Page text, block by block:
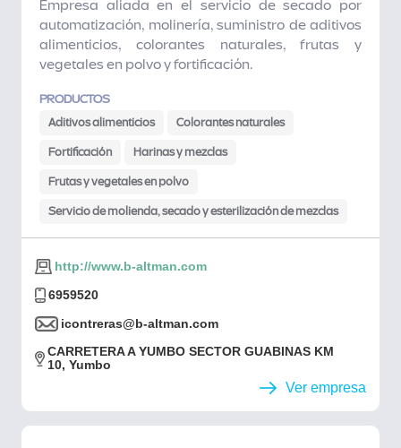
Empresa aliada en el servicio de secado por
automatización, molinería, suministro de aditivos
alimenticios, colorantes naturales, frutas y
vegetales en polvo y fortificación.
PRODUCTOS
Aditivos alimenticios Colorantes naturales
Fortificación Harinas y mezclas
Frutas y vegetales en polvo
Servicio de molienda, secado y esterilización de mezclas
http://www.b-altman.com
6959520
icontreras@b-altman.com
CARRETERA A YUMBO SECTOR GUABINAS KM
10, Yumbo
Ver empresa